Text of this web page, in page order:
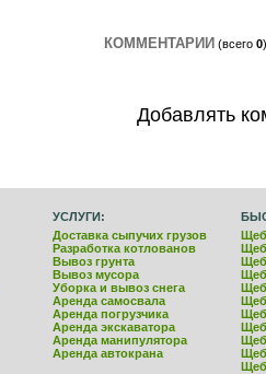
КОММЕНТАРИИ (всего 0)
Добавлять
УСЛУГИ:
Доставка сыпучих грузов
Разработка котлованов
Вывоз грунта
Вывоз мусора
Уборка и вывоз снега
Аренда самосвала
Аренда погрузчика
Аренда экскаватора
Аренда манипулятора
Аренда автокрана